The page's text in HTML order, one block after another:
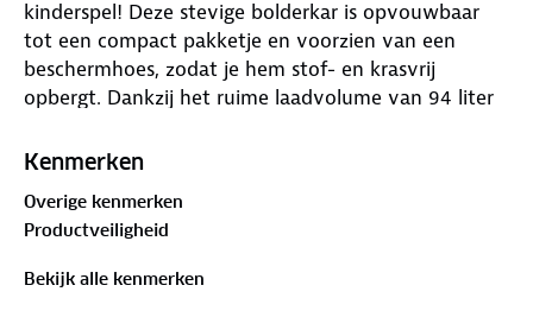
kinderspel! Deze stevige bolderkar is opvouwbaar
tot een compact pakketje en voorzien van een
beschermhoes, zodat je hem stof- en krasvrij
opbergt. Dankzij het ruime laadvolume van 94 liter
draagkracht van 70 kg vervoer je moeiteloos
strandbenodigdheden. De 360° draaibare
voorwielen maken de kar super wendbaar, zelfs in
smalle doorgangen of op oneffen terrein. De
Kenmerken
Overige kenmerken
Productveiligheid
Bekijk alle kenmerken